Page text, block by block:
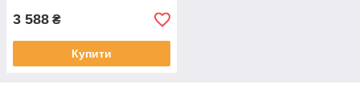
3 588 ₴
Купити